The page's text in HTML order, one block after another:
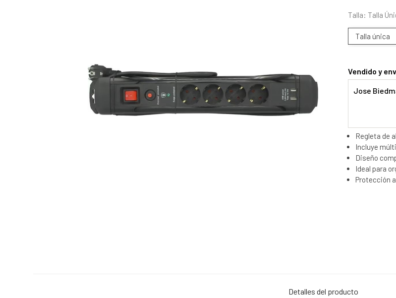
Talla: Talla
Talla única
Vendido y
Jose
Regleta de
Incluye
Diseño
Ideal para
Protección
Detalles del producto